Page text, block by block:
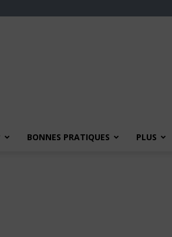
BONNES PRATIQUES PLUS